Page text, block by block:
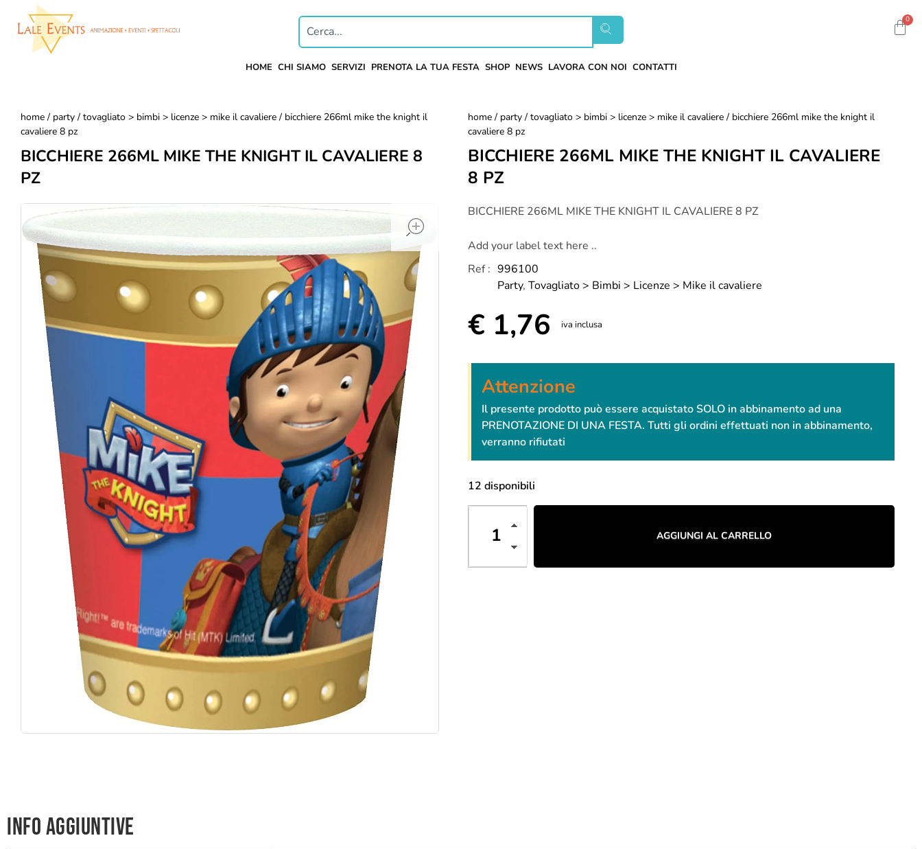
0
HOME CHI SIAMO SERVIZI PRENOTA LA TUA FESTA SHOP NEWS LAVORA CON NOI CONTATTI
home / party / tovagliato > bimbi > licenze > mike il cavaliere / bicchiere 266ml mike the knight il
cavaliere 8 pz
BICCHIERE 266ML MIKE THE KNIGHT IL CAVALIERE 8
PZ
home / party / tovagliato > bimbi > licenze > mike il cavaliere / bicchiere 266ml mike the knight il
cavaliere 8 pz
BICCHIERE 266ML MIKE THE KNIGHT IL CAVALIERE
8 PZ
BICCHIERE 266ML MIKE THE KNIGHT IL CAVALIERE 8 PZ
Add your label text here ..
Ref : 996100
Party, Tovagliato > Bimbi > Licenze > Mike il cavaliere
€ 1,76 iva inclusa
Attenzione
Il presente prodotto può essere acquistato SOLO in abbinamento ad una
PRENOTAZIONE DI UNA FESTA. Tutti gli ordini effettuati non in abbinamento,
verranno rifiutati
12 disponibili
AGGIUNGI AL CARRELLO
Info aggiuntive